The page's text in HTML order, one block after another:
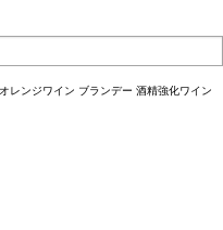
ベリー類、タルトやシャーベットな
ツムース
格が同様の場合は自動的に次のヴィ
ニ メインディッシュ：野菜のリゾ
モンのグリルや白身魚のポシェ、鶏
料理 軽食：新鮮な野菜、軽くて香ば
ベリー類、タルトやシャーベットな
ツムース 葡萄品種100% グレラ *本
が同様の場合は自動的に次のヴィ
オレンジワイン ブランデー 酒精強化ワイン